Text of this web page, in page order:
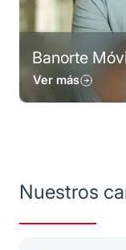
Banorte
Ver más
Nuestros